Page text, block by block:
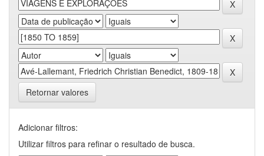
Retornar valores
Adicionar filtros:
Utilizar filtros para refinar o resultado de busca.